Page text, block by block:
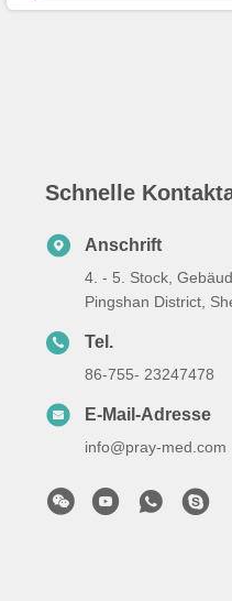
Schnelle
Anschrift
4. - 5. Stock,
Pingshan District,
Tel.
86-755- 23247478
E-Mail-Adresse
info@pray-med.com